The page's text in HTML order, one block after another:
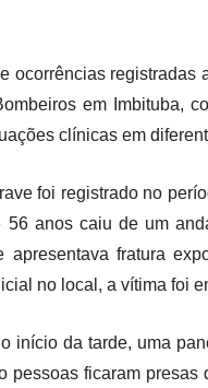
ocorrências registradas
em Imbituba,
clínicas em
foi registrado no
56 anos caiu de um
apresentava fratura
no local, a vítima foi
início da tarde, uma
pessoas ficaram